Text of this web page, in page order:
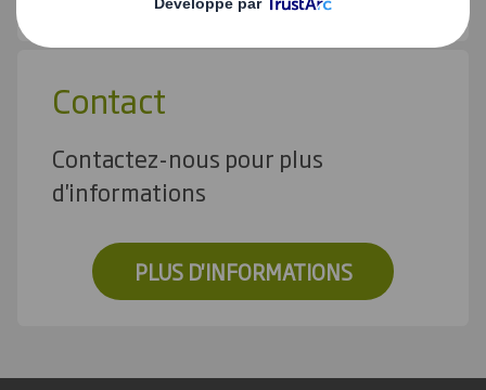
Contact
Contactez-nous pour plus
d'informations
PLUS D'INFORMATIONS